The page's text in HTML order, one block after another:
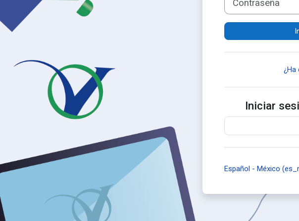
¿Ha
Iniciar
Español - México